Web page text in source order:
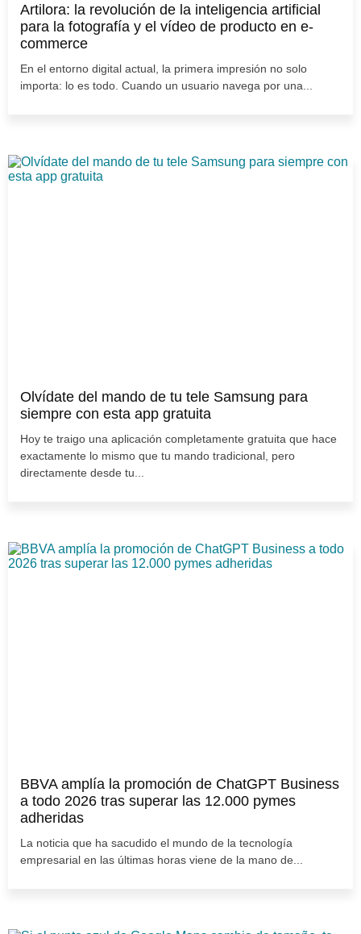
Artilora: la revolución de la inteligencia artificial
para la fotografía y el vídeo de producto en e-
commerce
En el entorno digital actual, la primera impresión no solo
importa: lo es todo. Cuando un usuario navega por una...
Olvídate del mando de tu tele Samsung para
siempre con esta app gratuita
Hoy te traigo una aplicación completamente gratuita que hace
exactamente lo mismo que tu mando tradicional, pero
directamente desde tu...
BBVA amplía la promoción de ChatGPT Business
a todo 2026 tras superar las 12.000 pymes
adheridas
La noticia que ha sacudido el mundo de la tecnología
empresarial en las últimas horas viene de la mano de...